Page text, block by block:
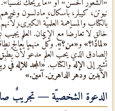
«الشعور الحسن» أو «ما يُريحك نفسيًّا».
نيوتن، كيبلر، باسكال، مادلسون
بالكتاب والمساهمة العلميّة الكبرى،
خالقٍ لا تعارضًا مع الإيمان. العلم
«لماذا؟» و«من؟». وكلٌّ منهما يُعالج
الصادق الذي يُحبّ العلم مدعوٌّ لأن يُطبِّق
تُشير إلى الإله والكتاب. «المجد للإله في
الآبدين ودهر الداهرين. آمين.»
الدعوة الشخصيّة — تجريبٌ